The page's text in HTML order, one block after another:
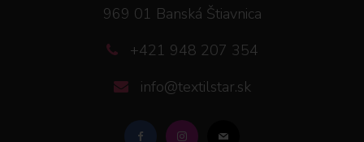
969 01 Banská Štiavnica
+421 948 207 354
info@textilstar.sk